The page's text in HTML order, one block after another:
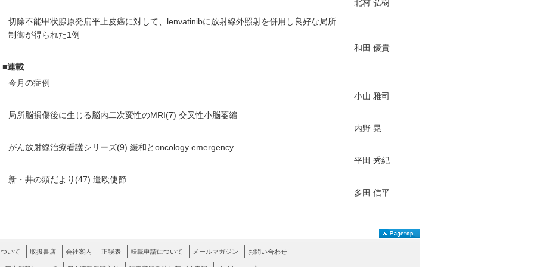
北村 弘樹
切除不能甲状腺原発扁平上皮癌に対して、lenvatinibに放射線外照射を併用し良好な局所
制御が得られた1例
和田 優貴
■連載
今月の症例
小山 雅司
局所脳損傷後に生じる脳内二次変性のMRI(7) 交叉性小脳萎縮
内野 晃
がん放射線治療看護シリーズ(9) 緩和とoncology emergency
平田 秀紀
新・井の頭だより(47) 遣欧使節
多田 信平
いて 取扱書店 会社案内 正誤表 転載申請について メールマガジン お問い合わせ